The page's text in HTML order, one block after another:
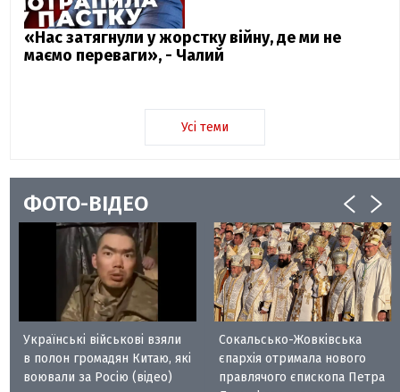
«Нас затягнули у жорстку війну, де ми не
маємо переваги», - Чалий
Усі теми
ФОТО-ВІДЕО
Українські військові взяли
в полон громадян Китаю, які
воювали за Росію (відео)
Сокальсько-Жовківська
єпархія отримала нового
правлячого єпископа Петра